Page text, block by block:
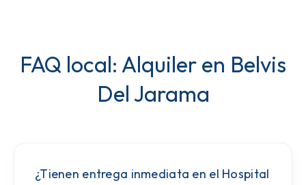
FAQ local: Alquiler en Belvis
Del Jarama
¿Tienen entrega inmediata en el Hospital